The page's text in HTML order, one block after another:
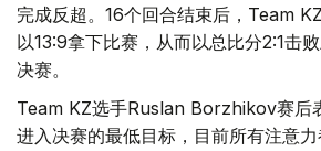
完成反超。16个回合结束后，Team
以13:9拿下比赛，从而以总比分2:1击
决赛。
Team KZ选手Ruslan Borzhikov赛后
进入决赛的最低目标，目前所有注意